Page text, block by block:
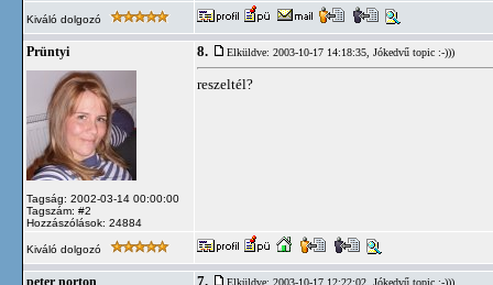
Kiváló dolgozó
Prüntyi
Tagság: 2002-03-14 00:00:00
Tagszám: #2
Hozzászólások: 24884
8. Elküldve: 2003-10-17 14:18:35, Jókedvű topic :-)))
reszeltél?
Kiváló dolgozó
peter norton 7. Elküldve: 2003-10-17 12:22:02, Jókedvű topic :-)))